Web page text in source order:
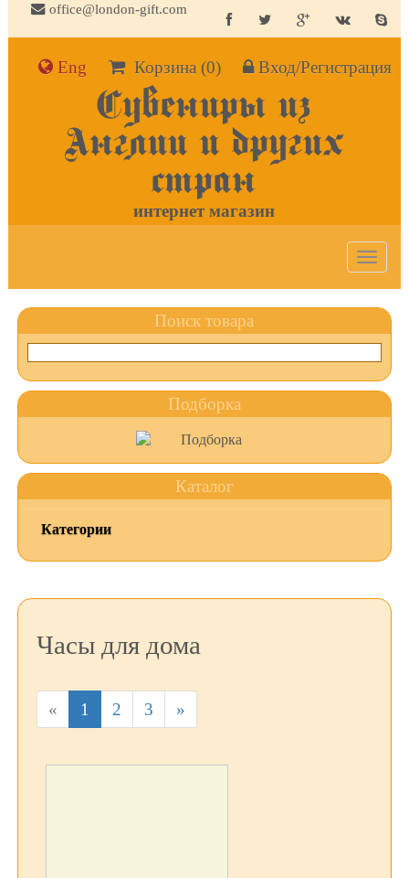
office@london-gift.com
Eng Корзина(0) Вход/Регистрация
Сувениры из
Англии и других
стран
интернет магазин
Toggle
Поиск товара
Подборка
Каталог
Категории
Часы для дома
« 1 2 3 »